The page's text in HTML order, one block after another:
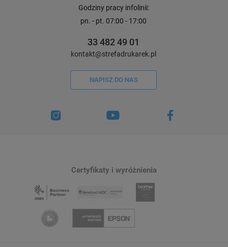
Godziny pracy infolinii:
pn. - pt. 07:00 - 17:00
33 482 49 01
kontakt@strefadrukarek.pl
NAPISZ DO NAS
Certyfikaty i wyróżnienia